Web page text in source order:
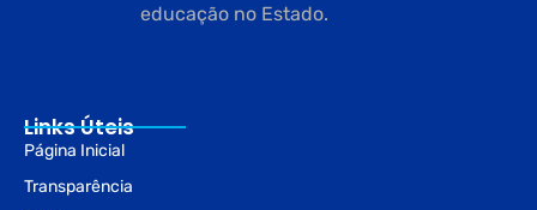
educação no Estado.
Links Úteis
Página Inicial
Transparência